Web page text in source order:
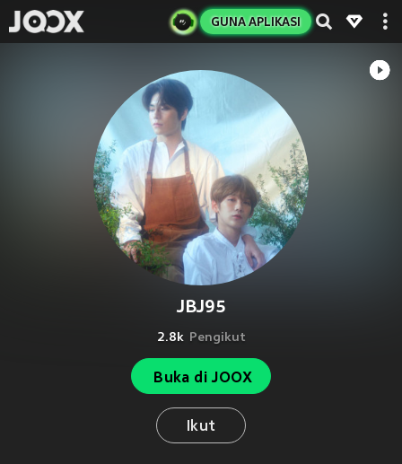
GUNA APLIKASI
JBJ95
2.8k Pengikut
Buka di JOOX
Ikut